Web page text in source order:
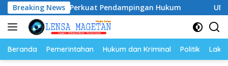
Langsung
ke
konten
Breaking News
Siap Perkuat Pendampingan Hukum UNESA
Beranda Pemerintahan Hukum dan Kriminal Politik